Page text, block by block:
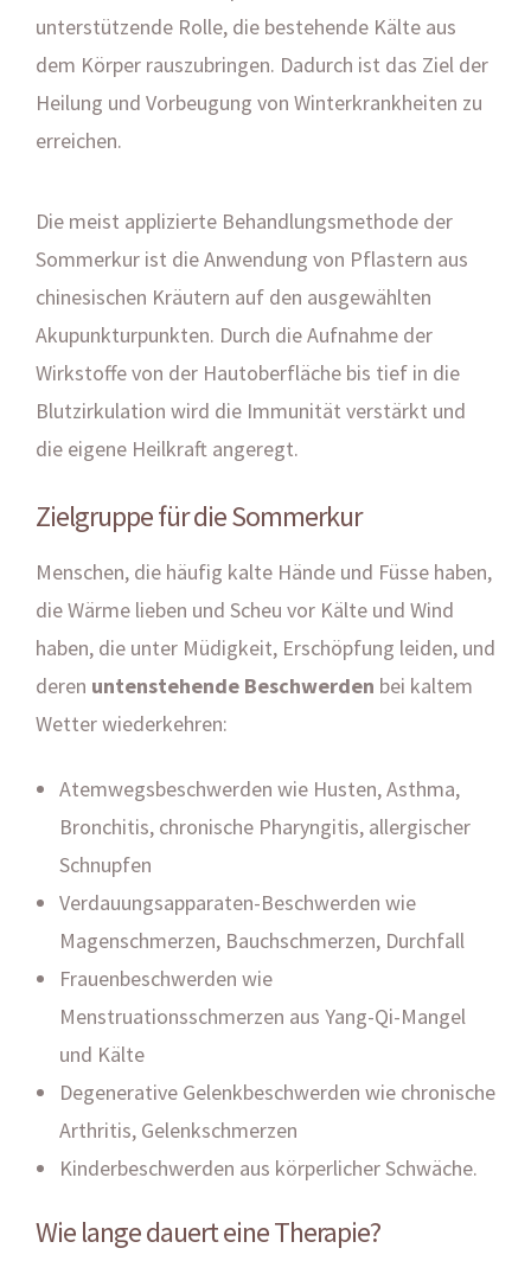
unterstützende Rolle, die bestehende Kälte aus
dem Körper rauszubringen. Dadurch ist das Ziel der
Heilung und Vorbeugung von Winterkrankheiten zu
erreichen.
Die meist applizierte Behandlungsmethode der
Sommerkur ist die Anwendung von Pflastern aus
chinesischen Kräutern auf den ausgewählten
Akupunkturpunkten. Durch die Aufnahme der
Wirkstoffe von der Hautoberfläche bis tief in die
Blutzirkulation wird die Immunität verstärkt und
die eigene Heilkraft angeregt.
Zielgruppe für die Sommerkur
Menschen, die häufig kalte Hände und Füsse haben,
die Wärme lieben und Scheu vor Kälte und Wind
haben, die unter Müdigkeit, Erschöpfung leiden, und
deren untenstehende Beschwerden bei kaltem
Wetter wiederkehren:
Atemwegsbeschwerden wie Husten, Asthma,
Bronchitis, chronische Pharyngitis, allergischer
Schnupfen
Verdauungsapparaten-Beschwerden wie
Magenschmerzen, Bauchschmerzen, Durchfall
Frauenbeschwerden wie
Menstruationsschmerzen aus Yang-Qi-Mangel
und Kälte
Degenerative Gelenkbeschwerden wie chronische
Arthritis, Gelenkschmerzen
Kinderbeschwerden aus körperlicher Schwäche.
Wie lange dauert eine Therapie?